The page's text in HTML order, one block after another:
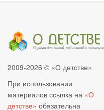
2009-2026 © «О детстве»
При использовании
материалов ссылка на «О
детстве» обязательна